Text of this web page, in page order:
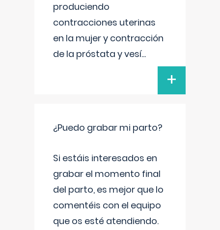
produciendo
contracciones uterinas
en la mujer y contracción
de la próstata y vesí...
+
¿Puedo grabar mi parto?
Si estáis interesados en
grabar el momento final
del parto, es mejor que lo
comentéis con el equipo
que os esté atendiendo.